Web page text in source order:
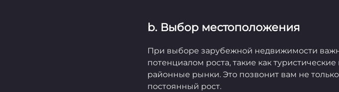
b. Выбор местоположения
При выборе зарубежной недвижимости
потенциалом роста, такие как
районные рынки. Это позвонит вам не
постоянный рост.